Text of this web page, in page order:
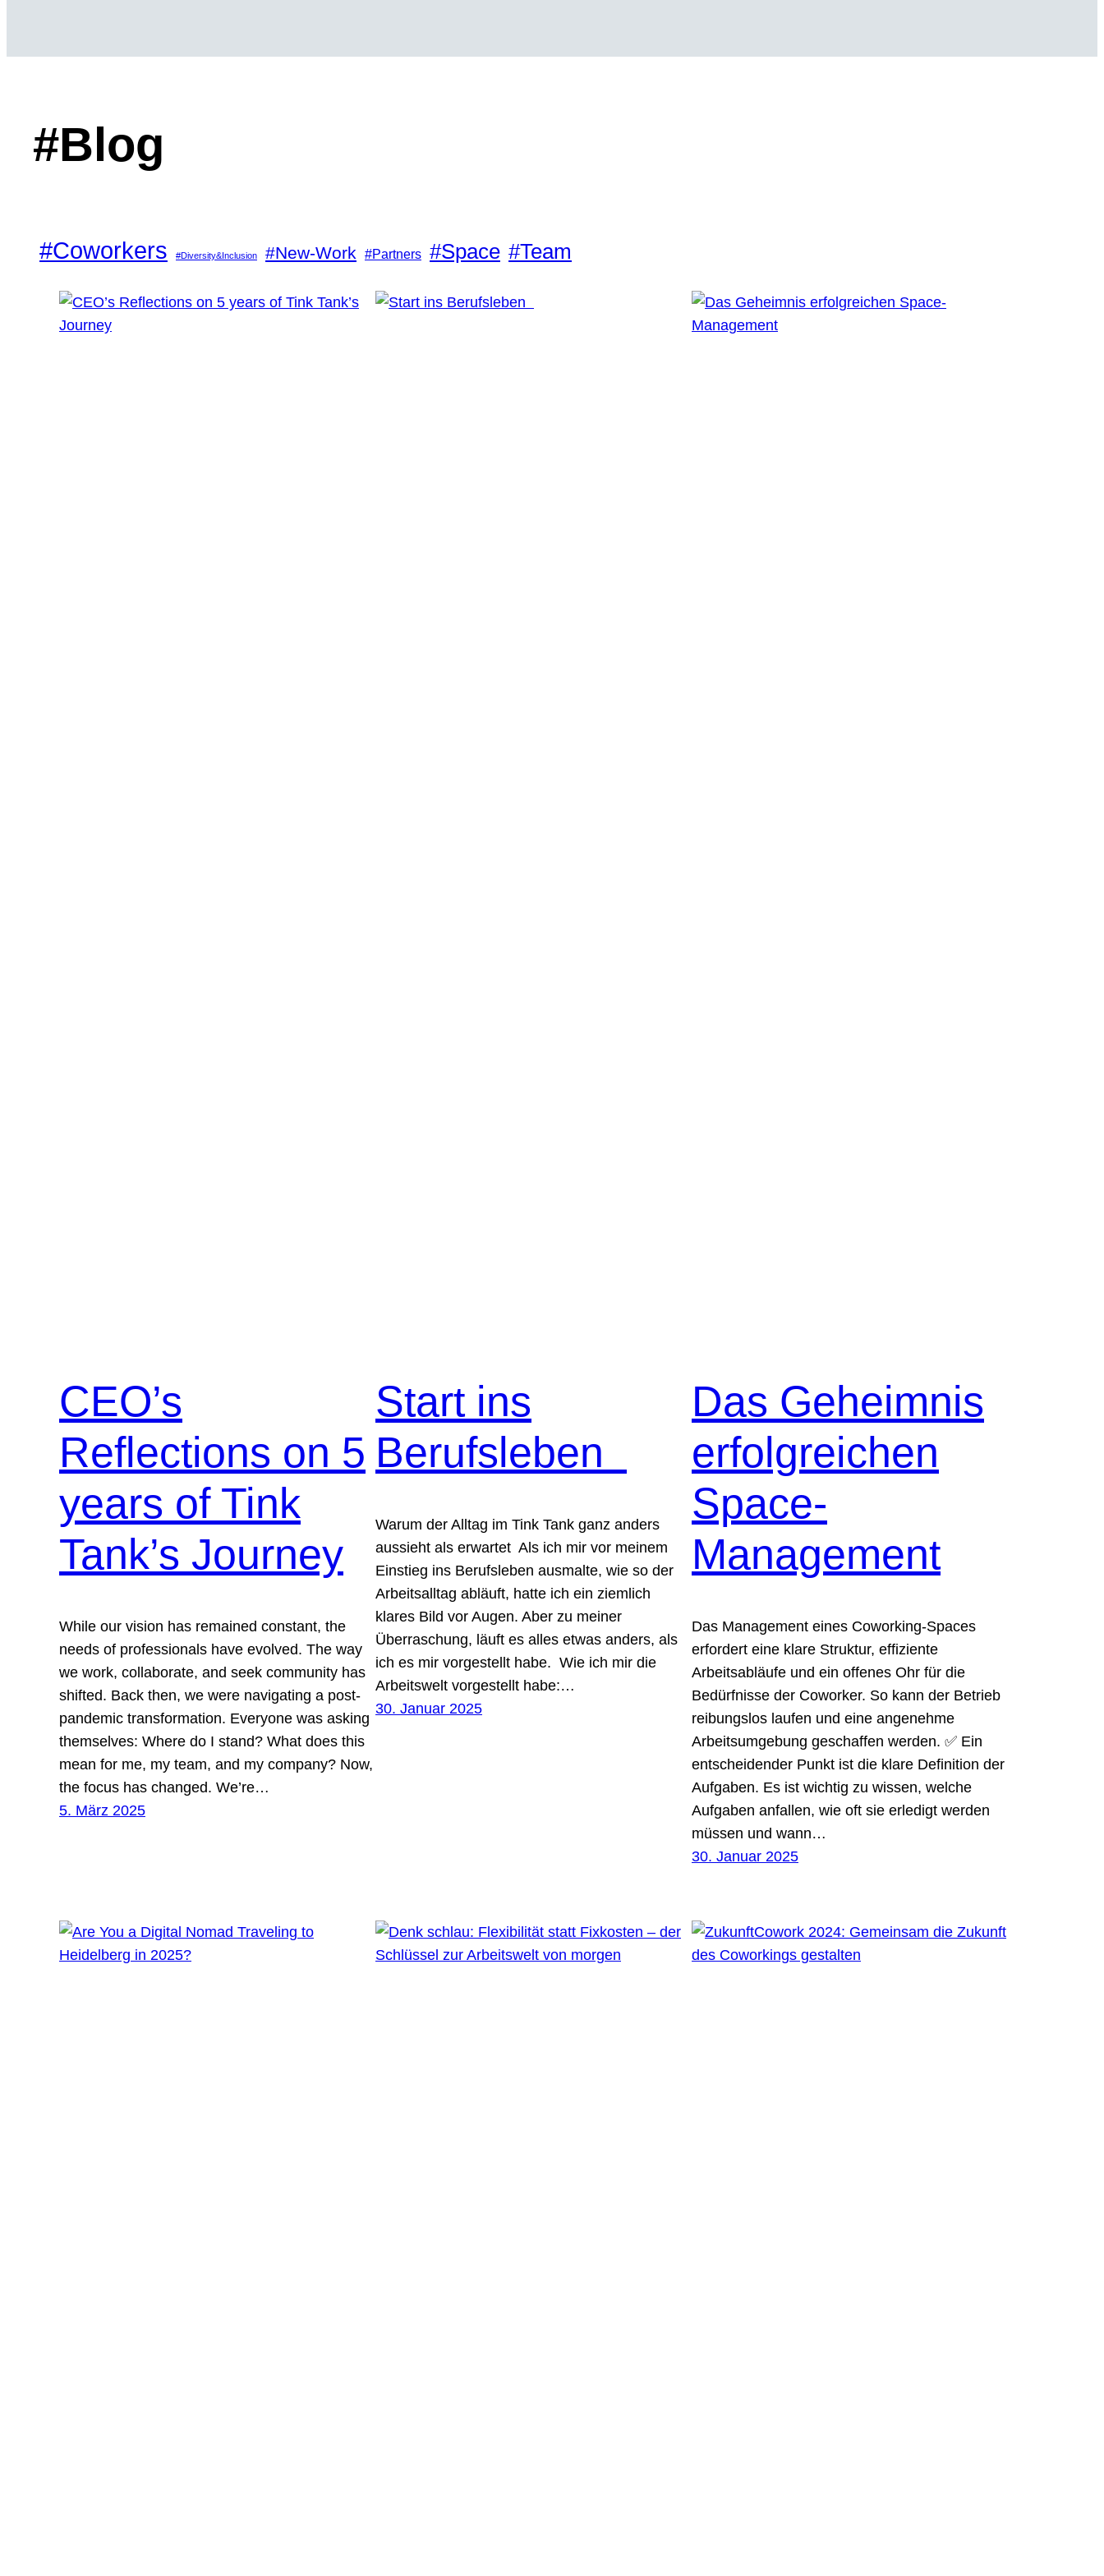
#Blog
#Coworkers #Diversity&Inclusion #New-Work #Partners #Space #Team
CEO’s
Reflections on 5
years of Tink
Tank’s Journey
While our vision has remained constant, the
needs of professionals have evolved. The way
we work, collaborate, and seek community has
shifted. Back then, we were navigating a post-
pandemic transformation. Everyone was asking
themselves: Where do I stand? What does this
mean for me, my team, and my company? Now,
the focus has changed. We’re…
5. März 2025
Start ins
Berufsleben
Warum der Alltag im Tink Tank ganz anders
aussieht als erwartet Als ich mir vor meinem
Einstieg ins Berufsleben ausmalte, wie so der
Arbeitsalltag abläuft, hatte ich ein ziemlich
klares Bild vor Augen. Aber zu meiner
Überraschung, läuft es alles etwas anders, als
ich es mir vorgestellt habe. Wie ich mir die
Arbeitswelt vorgestellt habe:…
30. Januar 2025
Das Geheimnis
erfolgreichen
Space-
Management
Das Management eines Coworking-Spaces
erfordert eine klare Struktur, effiziente
Arbeitsabläufe und ein offenes Ohr für die
Bedürfnisse der Coworker. So kann der Betrieb
reibungslos laufen und eine angenehme
Arbeitsumgebung geschaffen werden. ✅ Ein
entscheidender Punkt ist die klare Definition der
Aufgaben. Es ist wichtig zu wissen, welche
Aufgaben anfallen, wie oft sie erledigt werden
müssen und wann…
30. Januar 2025